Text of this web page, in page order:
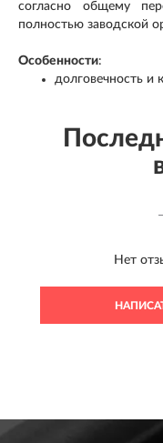
согласно общему
полностью заводской
Особенности:
долговечность и
Нет